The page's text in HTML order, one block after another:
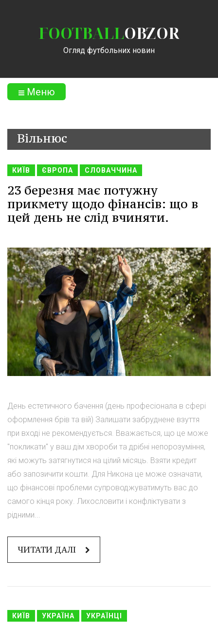
FOOTBALLOBZOR
Огляд футбольних новин
Меню
Вільнюс
КИЇВ ЄВРОПА СЛОВАЧЧИНА
23 березня має потужну
прикмету щодо фінансів: що в
цей день не слід вчиняти.
День естетичного бачення (день професіонала в сфері
оформлення брів та вій) Залишати забруднене взуття
при вході не рекомендується. Вважається, що це може
"покликати" у ваш дім хвороби та дрібні непорозуміння,
які можуть затягнутися на цілий місяць. Взяти кредит
або запозичити кошти. Для Никона це може означати,
що фінансові проблеми супроводжуватимуть вас до
самого кінця року. Лихословити і конфліктувати з
рідними...
ЧИТАТИ ДАЛІ
КИЇВ УКРАЇНА УКРАЇНЦІ